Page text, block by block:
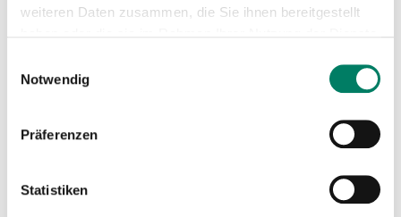
weiteren Daten zusammen, die Sie ihnen bereitgestellt
Notwendig
Präferenzen
Statistiken